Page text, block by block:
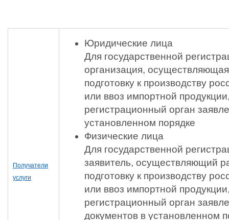
Получатели
услуги
Юридические лица
Для государственной
организация,
подготовку к производству
или ввоз импортной
регистрационный орган
установленном порядке
Физические лица
Для государственной
заявитель, осуществляющий
подготовку к производству
или ввоз импортной
регистрационный орган
документов в установленном